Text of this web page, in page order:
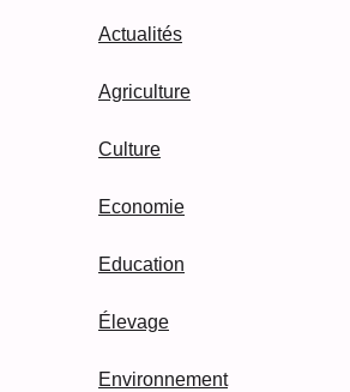
Actualités
Agriculture
Culture
Economie
Education
Élevage
Environnement